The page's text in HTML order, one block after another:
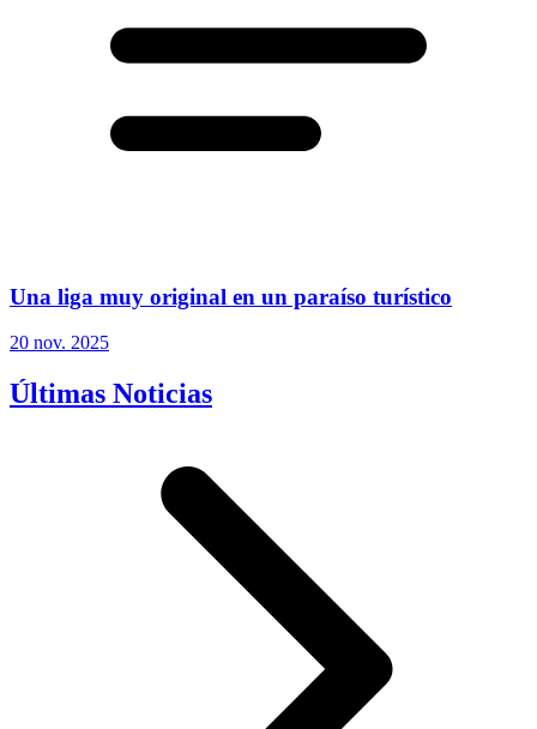
Una liga muy original en un paraíso turístico
20 nov. 2025
Últimas Noticias